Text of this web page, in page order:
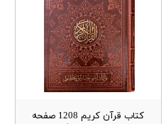
کتاب قرآن کریم 1208 صفحه